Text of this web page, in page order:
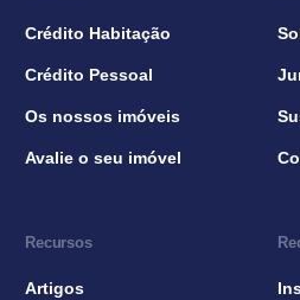
Crédito Habitação
Crédito Pessoal
Os nossos imóveis
Avalie o seu imóvel
Recursos
Artigos